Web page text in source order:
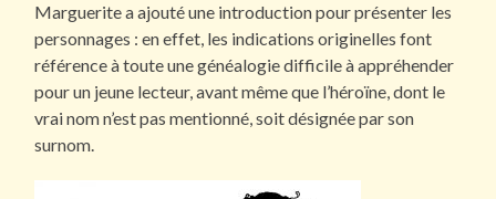
Marguerite a ajouté une introduction pour présenter les
personnages : en effet, les indications originelles font
référence à toute une généalogie difficile à appréhender
pour un jeune lecteur, avant même que l’héroïne, dont le
vrai nom n’est pas mentionné, soit désignée par son
surnom.